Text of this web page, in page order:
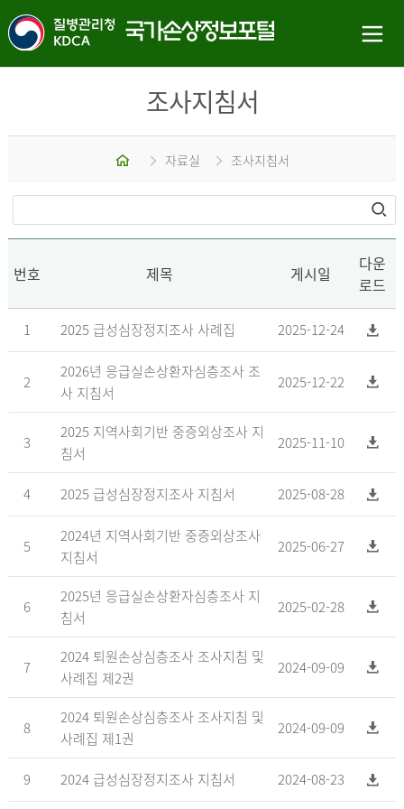
조사지침서
홈 자료실 조사지침서
번호 제목 게시일
다운
로드
1 2025 급성심장정지조사 사례집 2025-12-24
2
2026년 응급실손상환자심층조사 조
사 지침서
2025-12-22
3
2025 지역사회기반 중증외상조사 지
침서
2025-11-10
4 2025 급성심장정지조사 지침서 2025-08-28
5
2024년 지역사회기반 중증외상조사
지침서
2025-06-27
6
2025년 응급실손상환자심층조사 지
침서
2025-02-28
7
2024 퇴원손상심층조사 조사지침 및
사례집 제2권
2024-09-09
8
2024 퇴원손상심층조사 조사지침 및
사례집 제1권
2024-09-09
9 2024 급성심장정지조사 지침서 2024-08-23